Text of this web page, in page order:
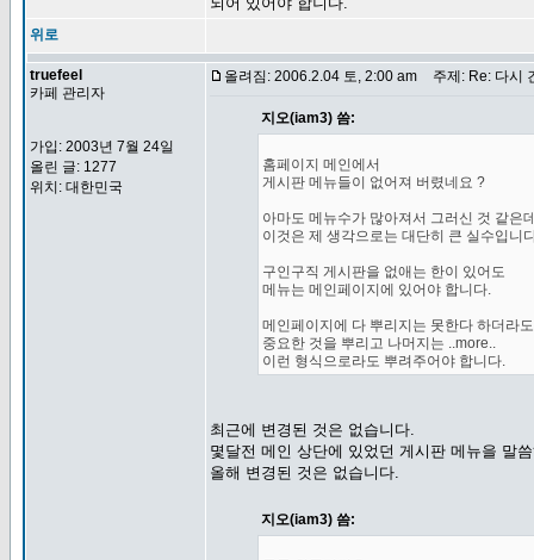
위로
truefeel
카페 관리자
가입: 2003년 7월 24일
올린 글: 1277
위치: 대한민국
올려짐: 2006.2.04 토, 2:00 am 주제: Re: 다시
지오(iam3) 씀:
홈페이지 메인에서
게시판 메뉴들이 없어져 버렸네요 ?
아마도 메뉴수가 많아져서 그러신 것 같은
이것은 제 생각으로는 대단히 큰 실수입니
구인구직 게시판을 없애는 한이 있어도
메뉴는 메인페이지에 있어야 합니다.
메인페이지에 다 뿌리지는 못한다 하더라도
중요한 것을 뿌리고 나머지는 ..more..
이런 형식으로라도 뿌려주어야 합니다.
최근에 변경된 것은 없습니다.
몇달전 메인 상단에 있었던 게시판 메뉴을 말
올해 변경된 것은 없습니다.
지오(iam3) 씀: